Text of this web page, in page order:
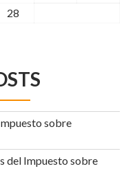
28
sobre
del Impuesto sobre